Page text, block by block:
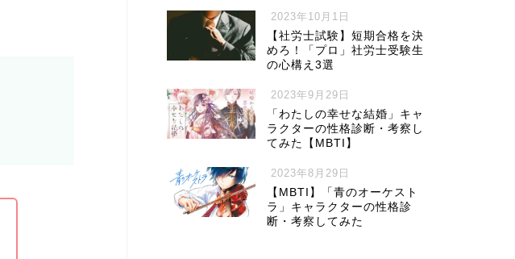
2023年10月1日
【社労士試験】短期合格を決
めろ！「プロ」社労士受験生
の心構え3選
2023年9月29日
「わたしの幸せな結婚」キャ
ラクターの性格診断・考察し
てみた【MBTI】
2023年8月29日
【MBTI】「青のオーケスト
ラ」キャラクターの性格診
断・考察してみた